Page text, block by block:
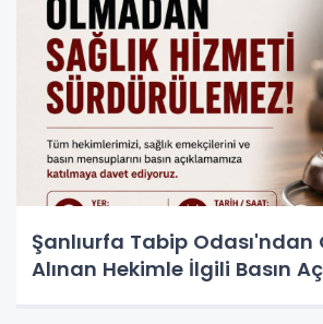
Şanlıurfa Tabip Odası'ndan
Alınan Hekimle İlgili Basın